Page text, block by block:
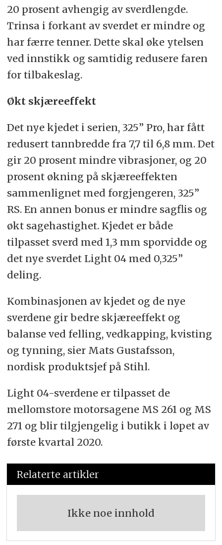
20 prosent avhengig av sverdlengde.
Trinsa i forkant av sverdet er mindre og
har færre tenner. Dette skal øke ytelsen
ved innstikk og samtidig redusere faren
for tilbakeslag.
Økt skjæreeffekt
Det nye kjedet i serien, 325” Pro, har fått
redusert tannbredde fra 7,7 til 6,8 mm. Det
gir 20 prosent mindre vibrasjoner, og 20
prosent økning på skjæreeffekten
sammenlignet med forgjengeren, 325”
RS. En annen bonus er mindre sagflis og
økt sagehastighet. Kjedet er både
tilpasset sverd med 1,3 mm sporvidde og
det nye sverdet Light 04 med 0,325”
deling.
Kombinasjonen av kjedet og de nye
sverdene gir bedre skjæreeffekt og
balanse ved felling, vedkapping, kvisting
og tynning, sier Mats Gustafsson,
nordisk produktsjef på Stihl.
Light 04-sverdene er tilpasset de
mellomstore motorsagene MS 261 og MS
271 og blir tilgjengelig i butikk i løpet av
første kvartal 2020.
Relaterte artikler
Ikke noe innhold